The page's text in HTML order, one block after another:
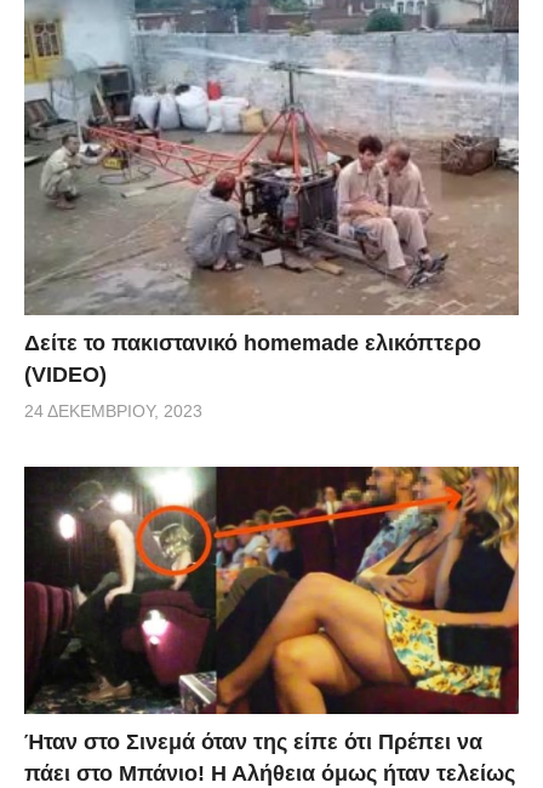
Δείτε το πακιστανικό homemade ελικόπτερο
(VIDEO)
24 ΔΕΚΕΜΒΡΊΟΥ, 2023
Ήταν στο Σινεμά όταν της είπε ότι Πρέπει να
πάει στο Μπάνιο! Η Αλήθεια όμως ήταν τελείως